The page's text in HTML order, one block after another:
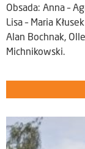
Obsada: Anna –
Lisa – Maria
Alan Bochnak,
Michnikowski.